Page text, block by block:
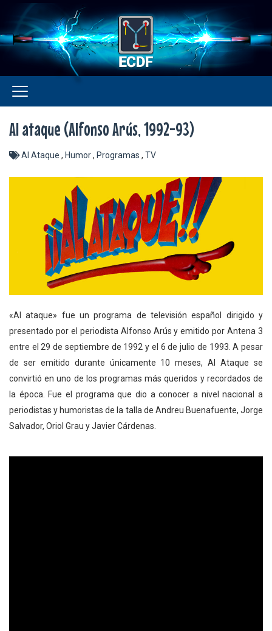
Al ataque (Alfonso Arús, 1992-93)
Al Ataque , Humor, Programas , TV
«Al ataque» fue un programa de televisión español dirigido y
presentado por el periodista Alfonso Arús y emitido por Antena 3
entre el 29 de septiembre de 1992 y el 6 de julio de 1993. A pesar
de ser emitido durante únicamente 10 meses, Al Ataque se
convirtió en uno de los programas más queridos y recordados de
la época. Fue el programa que dio a conocer a nivel nacional a
periodistas y humoristas de la talla de Andreu Buenafuente, Jorge
Salvador, Oriol Grau y Javier Cárdenas.